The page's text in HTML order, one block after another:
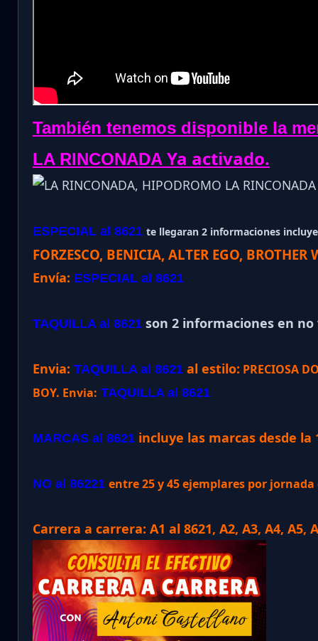
También tenemos disponible la
LA RINCONADA Ya activado.
ESPECIAL al 8621 te llegaran 2 informaciones
FORZESCO, BENICIA, ALTER EGO,
Envía: ESPECIAL al 8621
TAQUILLA al 8621 son 2 informaciones en no
Envia: TAQUILLA al 8621 al estilo: PRECIOSA
BOY. Envia: TAQUILLA al 8621
MARCAS al 8621 incluye las marcas desde
NO al 86221 entre 25 y 45 ejemplares por
Carrera a carrera: A1 al 8621, A2, A3, A4,